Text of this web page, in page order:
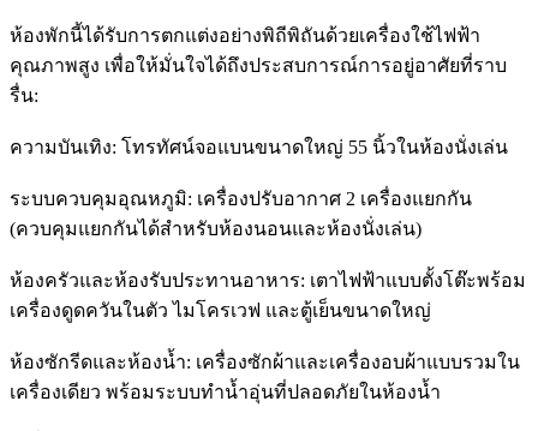
ห้องพักนี้ได้รับการตกแต่งอย่างพิถีพิถันด้วยเครื่องใช้ไฟฟ้า
คุณภาพสูง เพื่อให้มั่นใจได้ถึงประสบการณ์การอยู่อาศัยที่ราบ
รื่น:
ความบันเทิง: โทรทัศน์จอแบนขนาดใหญ่ 55 นิ้วในห้องนั่งเล่น
ระบบควบคุมอุณหภูมิ: เครื่องปรับอากาศ 2 เครื่องแยกกัน
(ควบคุมแยกกันได้สำหรับห้องนอนและห้องนั่งเล่น)
ห้องครัวและห้องรับประทานอาหาร: เตาไฟฟ้าแบบตั้งโต๊ะพร้อม
เครื่องดูดควันในตัว ไมโครเวฟ และตู้เย็นขนาดใหญ่
ห้องซักรีดและห้องน้ำ: เครื่องซักผ้าและเครื่องอบผ้าแบบรวมใน
เครื่องเดียว พร้อมระบบทำน้ำอุ่นที่ปลอดภัยในห้องน้ำ